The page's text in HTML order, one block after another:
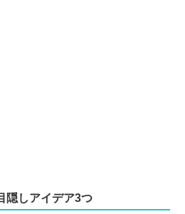
隠しアイデア3つ